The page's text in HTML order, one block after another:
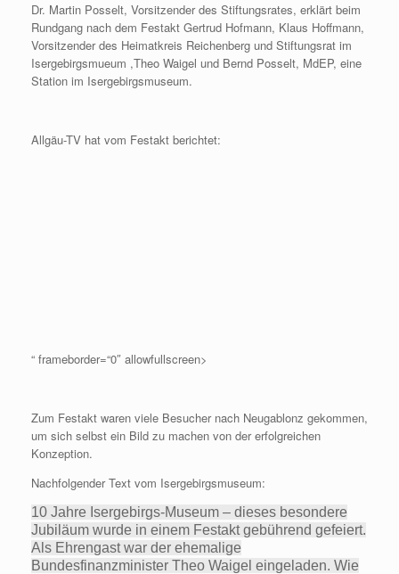
Dr. Martin Posselt, Vorsitzender des Stiftungsrates, erklärt beim
Rundgang nach dem Festakt Gertrud Hofmann, Klaus Hoffmann,
Vorsitzender des Heimatkreis Reichenberg und Stiftungsrat im
Isergebirgsmueum ,Theo Waigel und Bernd Posselt, MdEP, eine
Station im Isergebirgsmuseum.
Allgäu-TV hat vom Festakt berichtet:
“ frameborder=“0″ allowfullscreen>
Zum Festakt waren viele Besucher nach Neugablonz gekommen,
um sich selbst ein Bild zu machen von der erfolgreichen
Konzeption.
Nachfolgender Text vom Isergebirgsmuseum:
10 Jahre Isergebirgs-Museum – dieses besondere
Jubiläum wurde in einem Festakt gebührend gefeiert.
Als Ehrengast war der ehemalige
Bundesfinanzminister Theo Waigel eingeladen. Wie